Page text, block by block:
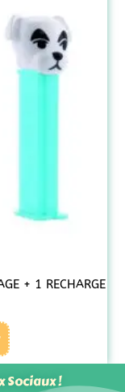
+ 1 RECHARGE
Sociaux !